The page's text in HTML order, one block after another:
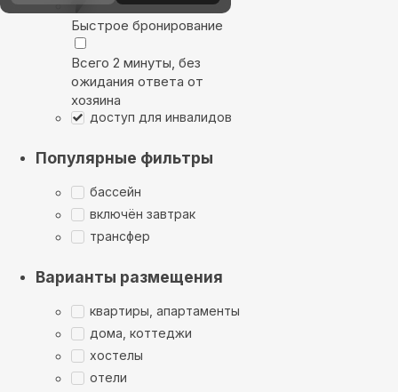
Быстрое бронирование
Всего 2 минуты, без
ожидания ответа от
хозяина
доступ для инвалидов
Популярные фильтры
бассейн
включён завтрак
трансфер
Варианты размещения
квартиры, апартаменты
дома, коттеджи
хостелы
отели